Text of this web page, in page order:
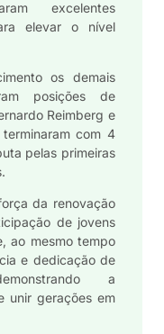
excelentes
elevar o nível
os demais
posições de
Reimberg e
com 4
pelas primeiras
da renovação
de jovens
ao mesmo tempo
e dedicação de
a
unir gerações em